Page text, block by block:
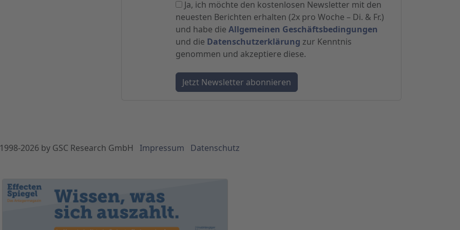
Ja, ich möchte den kostenlosen Newsletter mit den
neuesten Berichten erhalten (2x pro Woche – Di. & Fr.)
und habe dieAllgemeinen Geschäftsbedingungen
und die Datenschutzerklärung zur Kenntnis
genommen und akzeptiere diese.
2026by GSC Research GmbH Impressum Datenschutz